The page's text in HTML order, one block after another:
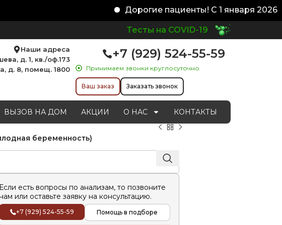
Дорогие пациенты! С 1 января 2026
Тесты на COVID-19
Наши адреса
д. 1, кв./оф.173
д. 8, помещ. 1800
+7 (929) 524-55-59
Принимаем звонки круглосуточно
Ваш заказ Заказать звонок
ВЫЗОВ НА ДОМ АКЦИИ О НАС
КОНТАКТЫ
беременность)
Если есть вопросы по анализам, то позвоните
нам или оставьте заявку на консультацию.
+7 (929) 524-55-59 Помощь в подборе